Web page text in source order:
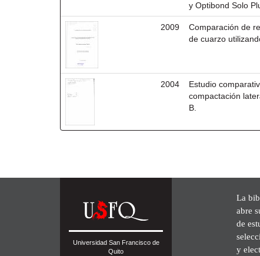
y Optibond Solo
2009
Comparación de
de cuarzo
2004
Estudio
compactación
B.
Universidad San Francisco de
Quito
La
abre
de
y